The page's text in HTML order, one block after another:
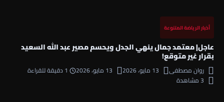
أخبار الرياضة المتنوعة
عاجل| معتمد جمال ينهي الجدل ويحسم مصير عبد الله السعيد
بقرار غير متوقع!
روان مصطفى 13 مايو، 2026 13 مايو، 2026
1 دقيقة للقراءة
3 مشاهدة